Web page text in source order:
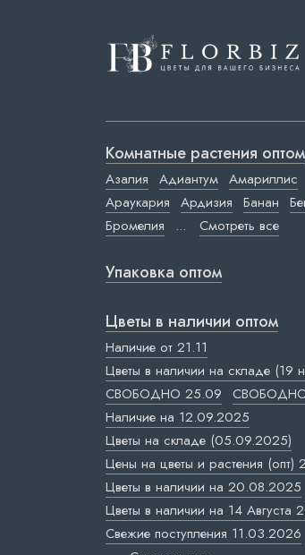
Комнатные растения оптом
Азалия Адиантум Амариллис
Араукария Ардизия Банан
Бромелия
... Смотреть все
Упаковка оптом
Цветы в наличии оптом
Наличие от 21.11
Цветы в наличии на складе (19
СВОБОДНО 25.09
Наличие на 12.09.2025
Цветы на складе (05.09.2025)
Цены на цветы и растения (опт)
Цветы в наличии на 20.08.2025
Цветы в наличии на 14 Августа
Свежие поступления 11.03.2026